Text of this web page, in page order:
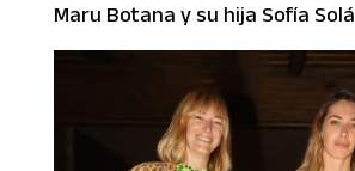
Maru Botana y su hija Sofía Solá